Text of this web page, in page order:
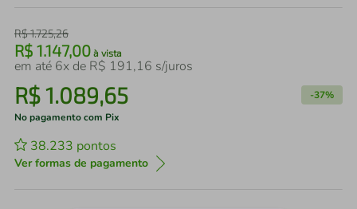
R$1.725,26
R$ 1.147,00 à vista
em até 6x de R$ 191,16 s/juros
R$1.089,65 -37%
No pagamento com Pix
38.233 pontos
Ver formas de pagamento